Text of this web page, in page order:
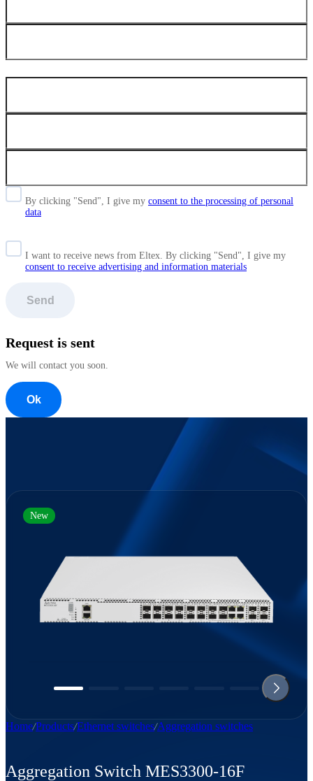
By clicking "Send", I give my consent to the processing of personal
data
I want to receive news from Eltex. By clicking "Send", I give my
consent to receive advertising and information materials
Send
Request is sent
We will contact you soon.
Ok
Home Products Ethernet switches Aggregation switches
Aggregation Switch MES3300-16F
New